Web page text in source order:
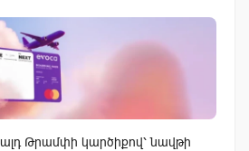
Թրամփի կարծիքով՝ նավթի